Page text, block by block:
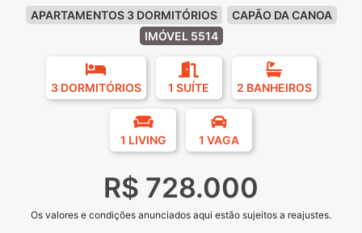
APARTAMENTOS 3 DORMITÓRIOS
CAPÃO DA CANOA
IMÓVEL 5514
3 DORMITÓRIOS 1 SUÍTE 2 BANHEIROS
1 LIVING 1 VAGA
R$ 728.000
Os valores e condições anunciados aqui estão sujeitos a reajustes.